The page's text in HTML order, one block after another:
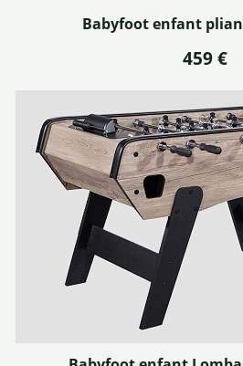
Babyfoot enfant
459 €